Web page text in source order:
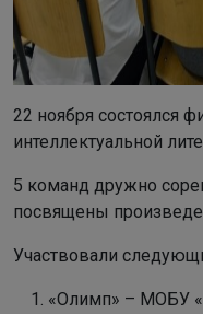
22 ноября состоялся
интеллектуальной
5 команд дружно
посвящены
Участвовали
«Олимп» – МОБУ